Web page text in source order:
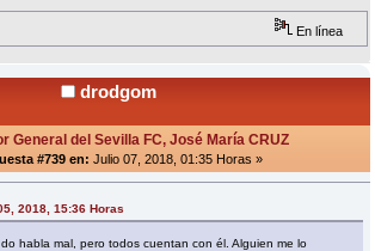
En línea
drodgom
General del Sevilla FC, José María CRUZ
#739 en: Julio 07, 2018, 01:35 Horas »
2018, 15:36 Horas
habla mal, pero todos cuentan con él. Alguien me lo